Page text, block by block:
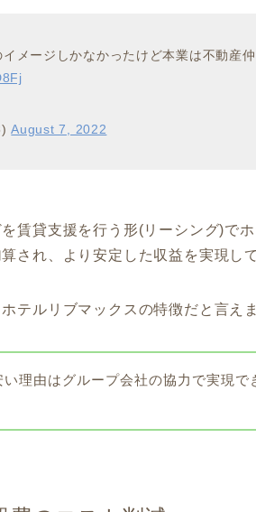
メージしかなかったけど本業は不動産
August 7, 2022
賃貸支援を行う形(リーシング)でホ
され、より安定した収益を実現し
テルリブマックスの特徴だと言え
い理由はグループ会社の協力で実現で